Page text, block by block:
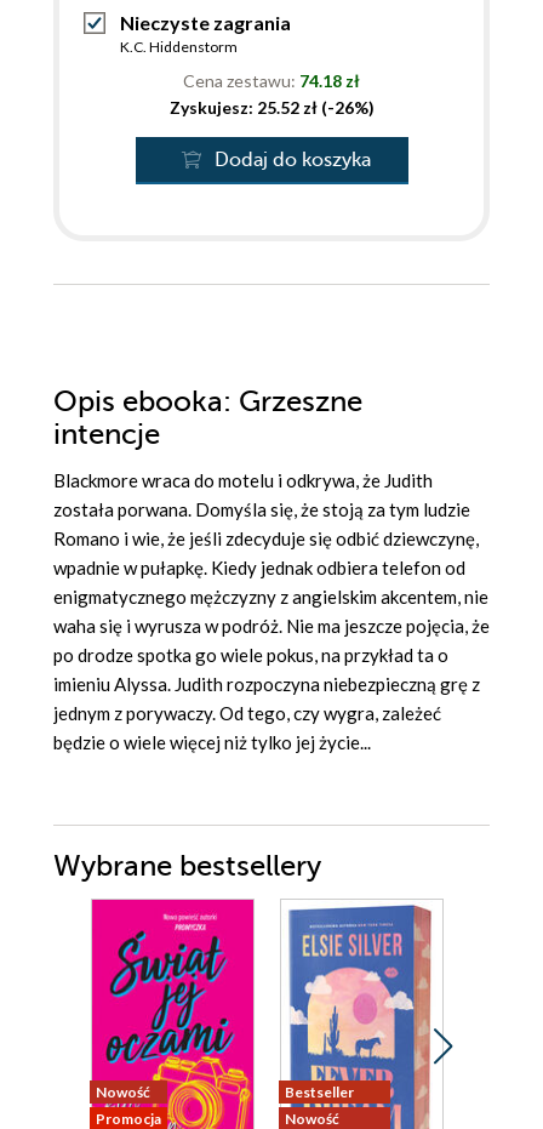
Nieczyste zagrania
K.C. Hiddenstorm
Cena zestawu: 74.18 zł
Zyskujesz: 25.52 zł (-26%)
Dodaj do koszyka
Opis ebooka: Grzeszne
intencje
Blackmore wraca do motelu i odkrywa, że Judith
została porwana. Domyśla się, że stoją za tym ludzie
Romano i wie, że jeśli zdecyduje się odbić dziewczynę,
wpadnie w pułapkę. Kiedy jednak odbiera telefon od
enigmatycznego mężczyzny z angielskim akcentem, nie
waha się i wyrusza w podróż. Nie ma jeszcze pojęcia, że
po drodze spotka go wiele pokus, na przykład ta o
imieniu Alyssa. Judith rozpoczyna niebezpieczną grę z
jednym z porywaczy. Od tego, czy wygra, zależeć
będzie o wiele więcej niż tylko jej życie...
Wybrane bestsellery
Nowość
Promocja
Bestseller
Nowość